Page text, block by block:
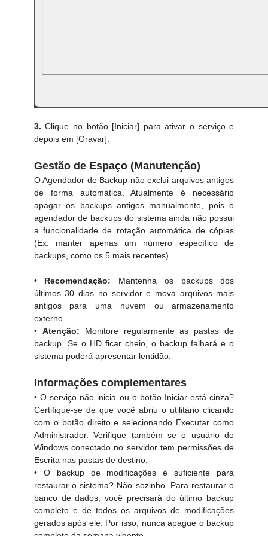
3. Clique no botão [Iniciar] para ativar o serviço e
depois em [Gravar].
Gestão de Espaço (Manutenção)
O Agendador de Backup não exclui arquivos antigos
de forma automática. Atualmente é necessário
apagar os backups antigos manualmente, pois o
agendador de backups do sistema ainda não possui
a funcionalidade de rotação automática de cópias
(Ex: manter apenas um número específico de
backups, como os 5 mais recentes).
• Recomendação: Mantenha os backups dos
últimos 30 dias no servidor e mova arquivos mais
antigos para uma nuvem ou armazenamento
externo.
• Atenção: Monitore regularmente as pastas de
backup. Se o HD ficar cheio, o backup falhará e o
sistema poderá apresentar lentidão.
Informações complementares
• O serviço não inicia ou o botão Iniciar está cinza?
Certifique-se de que você abriu o utilitário clicando
com o botão direito e selecionando Executar como
Administrador. Verifique também se o usuário do
Windows conectado no servidor tem permissões de
Escrita nas pastas de destino.
• O backup de modificações é suficiente para
restaurar o sistema? Não sozinho. Para restaurar o
banco de dados, você precisará do último backup
completo e de todos os arquivos de modificações
gerados após ele. Por isso, nunca apague o backup